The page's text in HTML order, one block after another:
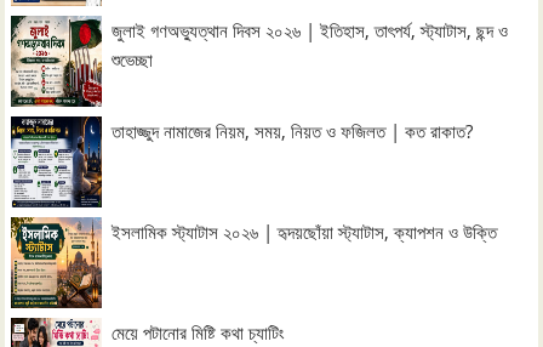
জুলাই গণঅভ্যুত্থান দিবস ২০২৬ | ইতিহাস, তাৎপর্য, স্ট্যাটাস, ছন্দ ও
শুভেচ্ছা
তাহাজ্জুদ নামাজের নিয়ম, সময়, নিয়ত ও ফজিলত | কত রাকাত?
ইসলামিক স্ট্যাটাস ২০২৬ | হৃদয়ছোঁয়া স্ট্যাটাস, ক্যাপশন ও উক্তি
মেয়ে পটানোর মিষ্টি কথা চ্যাটিং